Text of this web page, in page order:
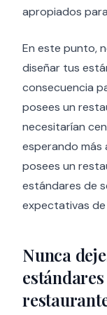
apropiados
En este punto,
diseñar tus
consecuencia
posees un
necesitarían
esperando más
posees un
estándares de
expectativas
Nunca